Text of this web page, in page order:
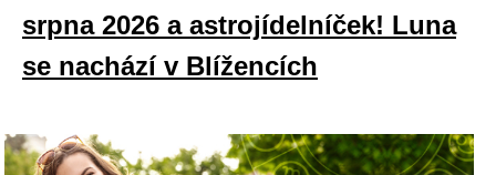
srpna 2026 a astrojídelníček! Luna
se nachází v Blížencích